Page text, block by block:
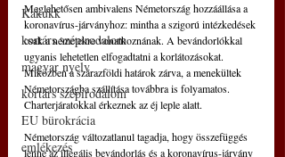
Kakukk
kortárs szépirodalom
magyar nyelv
kortárs szépirodalom
EU bürokrácia
emlékezés
Meglehetősen ambivalens Németország hozzáállása a
koronavírus-járványhoz: mintha a szigorú intézkedések
csak a németekre vonatkoznának. A bevándorlókkal
ugyanis lehetetlen elfogadtatni a korlátozásokat.
Miközben a szárazföldi határok zárva, a menekültek
Németországba szállítása továbbra is folyamatos.
Charterjáratokkal érkeznek az éj leple alatt.
Németország változatlanul tagadja, hogy összefüggés
lenne az illegális bevándorlás és a koronavírus-járvány